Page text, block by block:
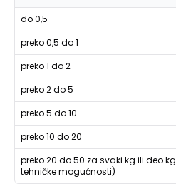
do 0,5
preko 0,5 do 1
preko 1 do 2
preko 2 do 5
preko 5 do 10
preko 10 do 20
preko 20 do 50 za svaki kg ili deo
tehničke mogućnosti)